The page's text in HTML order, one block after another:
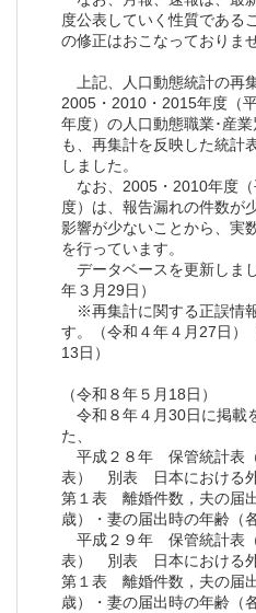
度公表していく性質である
の修正はおこなっておりませ
上記、人口動態統計の再
2005・2010・2015年度（
年度）の人口動態職業･産
も、再集計を反映した統計
しました。
なお、2005・2010年度
度）は、報告漏れの件数が
影響が少ないことから、実
を行っています。
データベースを更新しま
年３月29日）
※再集計に関する正誤情
す。（令和４年４月27日）
13日）
（令和８年５月18日）
令和８年４月30日に掲載
た、
平成２８年 保管統計表
表） 別表 日本における
第１表 離婚件数，夫の届
歳）・妻の届出時の年齢（
平成２９年 保管統計表
表） 別表 日本における
第１表 離婚件数，夫の届
歳）・妻の届出時の年齢（